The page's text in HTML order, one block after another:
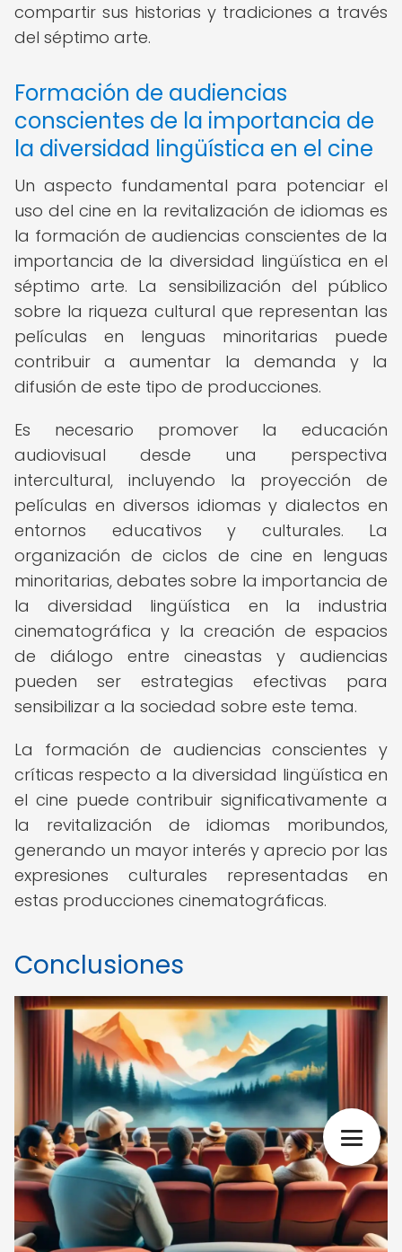
compartir sus historias y tradiciones a través
del séptimo arte.
Formación de audiencias
conscientes de la importancia de
la diversidad lingüística en el cine
Un aspecto fundamental para potenciar el
uso del cine en la revitalización de idiomas es
la formación de audiencias conscientes de la
importancia de la diversidad lingüística en el
séptimo arte. La sensibilización del público
sobre la riqueza cultural que representan las
películas en lenguas minoritarias puede
contribuir a aumentar la demanda y la
difusión de este tipo de producciones.
Es necesario promover la educación
audiovisual desde una perspectiva
intercultural, incluyendo la proyección de
películas en diversos idiomas y dialectos en
entornos educativos y culturales. La
organización de ciclos de cine en lenguas
minoritarias, debates sobre la importancia de
la diversidad lingüística en la industria
cinematográfica y la creación de espacios
de diálogo entre cineastas y audiencias
pueden ser estrategias efectivas para
sensibilizar a la sociedad sobre este tema.
La formación de audiencias conscientes y
críticas respecto a la diversidad lingüística en
el cine puede contribuir significativamente a
la revitalización de idiomas moribundos,
generando un mayor interés y aprecio por las
expresiones culturales representadas en
estas producciones cinematográficas.
Conclusiones